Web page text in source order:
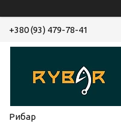
+380 (93) 479-78-41
Рибар